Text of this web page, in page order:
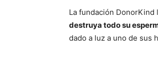
La fundación DonorKind
destruya todo su
dado a luz a uno de sus